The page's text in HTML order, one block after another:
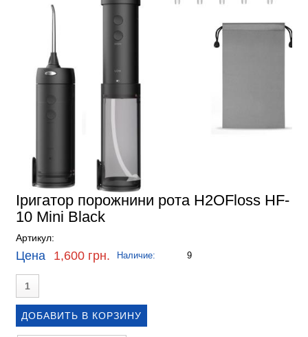
Іригатор порожнини рота H2OFloss HF-
10 Mini Black
Артикул:
Цена 1,600 грн. Наличие: 9